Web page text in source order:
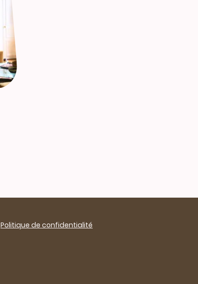
Politique de confidentialité